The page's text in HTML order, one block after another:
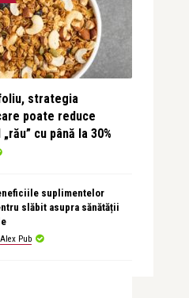
strategia
poate reduce
cu până la 30%
suplimentelor
slăbit asupra sănătății
Alex Pub